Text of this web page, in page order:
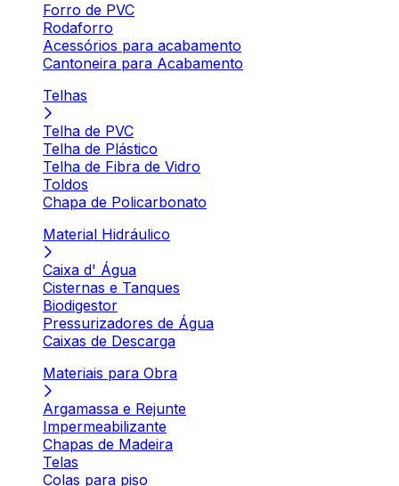
Forro de PVC
Rodaforro
Acessórios para acabamento
Cantoneira para Acabamento
Telhas
Telha de PVC
Telha de Plástico
Telha de Fibra de Vidro
Toldos
Chapa de Policarbonato
Material Hidráulico
Caixa d' Água
Cisternas e Tanques
Biodigestor
Pressurizadores de Água
Caixas de Descarga
Materiais para Obra
Argamassa e Rejunte
Impermeabilizante
Chapas de Madeira
Telas
Colas para piso